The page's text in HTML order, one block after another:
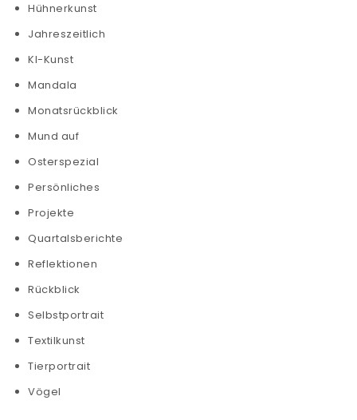
Hühnerkunst
Jahreszeitlich
KI-Kunst
Mandala
Monatsrückblick
Mund auf
Osterspezial
Persönliches
Projekte
Quartalsberichte
Reflektionen
Rückblick
Selbstportrait
Textilkunst
Tierportrait
Vögel